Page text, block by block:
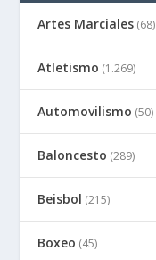
Artes Marciales (68)
Atletismo (1.269)
Automovilismo (50)
Baloncesto (289)
Beisbol (215)
Boxeo (45)